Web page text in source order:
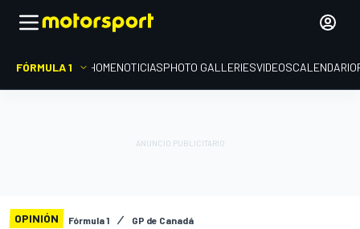
FÓRMULA 1 HOMENOTICIASPHOTO GALLERIESVIDEOSCALENDARIO
OPINIÓN Fórmula 1 GP de Canadá